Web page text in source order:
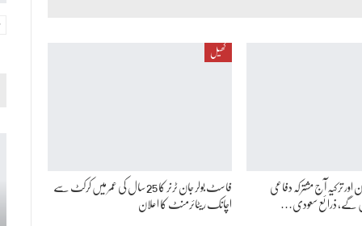
ترکیہ آج مشترکہ دفاعی
گے، ذرائع سعودی…
کھیل
فاسٹ بولر جان ٹرنر کا 25 سال کی عمر میں کرکٹ سے
اچانک ریٹائرمنٹ کا اعلان